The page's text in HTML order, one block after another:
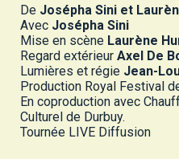
De Josépha Sini et
Avec Josépha Sini
Mise en scène Laurène
Regard extérieur Axel De
Lumières et régie Jean-
Production Royal Festival
En coproduction avec
Culturel de Durbuy.
Tournée LIVE Diffusion